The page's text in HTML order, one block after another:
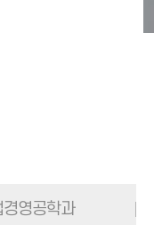
경영공학과